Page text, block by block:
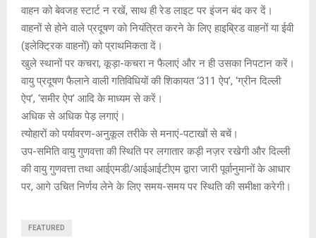
वाहन को बेवजह स्टार्ट न रखें, साथ ही रेड लाइट पर इंजन बंद कर दें।
वाहनों से होने वाले प्रदूषण को नियंत्रित करने के लिए हाइब्रिड वाहनों या ईवी
(इलेक्ट्रिक वाहनों) को प्राथमिकता दें।
खुले स्थानों पर कचरा, कूड़ा-कचरा न फैलाएं और न ही उसका निपटान करें।
वायु प्रदूषण फैलाने वाली गतिविधियों की शिकायत ‘311 ऐप’, ‘ग्रीन दिल्ली
ऐप’, ‘समीर ऐप’ आदि के माध्यम से करें।
अधिक से अधिक पेड़ लगाएं।
त्योहारों को पर्यावरण-अनुकूल तरीके से मनाएं-पटाखों से बचें।
उप-समिति वायु गुणवत्ता की स्थिति पर लगातार कड़ी नज़र रखेगी और दिल्ली
की वायु गुणवत्ता तथा आईएमडी/आईआईटीएम द्वारा जारी पूर्वानुमानों के आधार
पर, आगे उचित निर्णय लेने के लिए समय-समय पर स्थिति की समीक्षा करेगी।
FEATURED